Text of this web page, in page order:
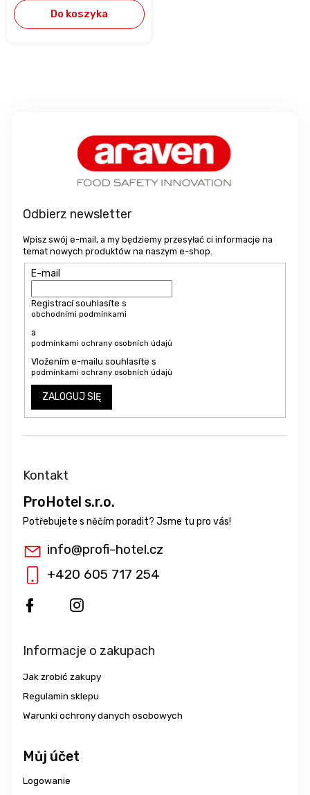
Do koszyka
Odbierz newsletter
Wpisz swój e-mail, a my będziemy przesyłać ci informacje na
temat nowych produktów na naszym e-shop.
E-mail
Registrací souhlasíte s
obchodními podmínkami
a
podmínkami ochrany osobních údajů
Vložením e-mailu souhlasíte s
podmínkami ochrany osobních údajů
ZALOGUJ SIĘ
Kontakt
ProHotel s.r.o.
info@profi-hotel.cz
+420 605 717 254
Informacje o zakupach
Jak zrobić zakupy
Regulamin sklepu
Warunki ochrony danych osobowych
Můj účet
Logowanie